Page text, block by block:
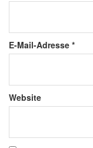
E-Mail-Adresse *
Website